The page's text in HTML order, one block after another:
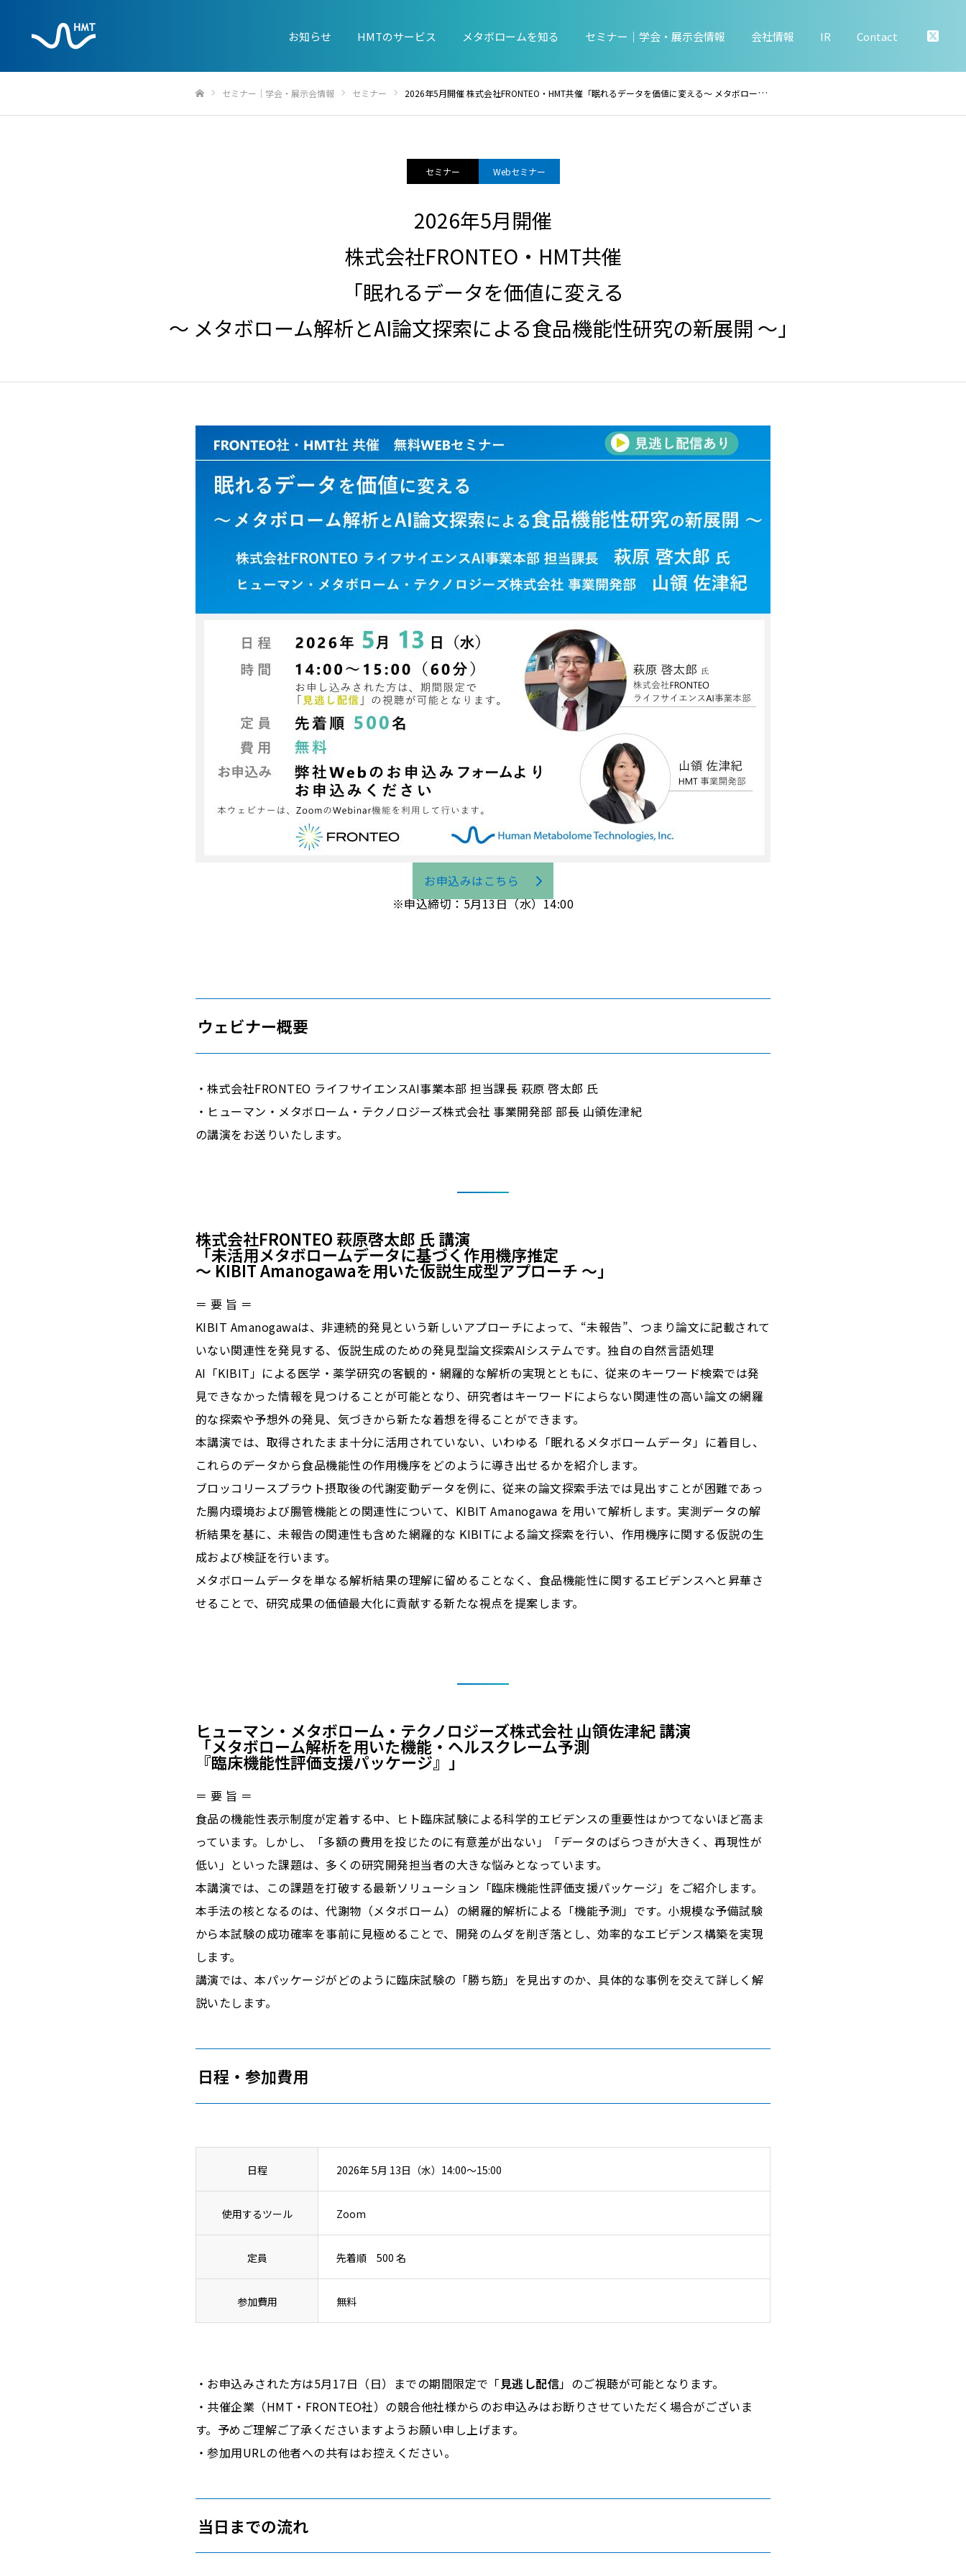
お知らせ HMTのサービス メタボロームを知る セミナー｜学会・展示会情報 会社情報 IR Contact
セミナー｜学会・展示会情報 セミナー 2026年5月開催 株式会社FRONTEO・HMT共催「眠れるデータを価値に変える〜 メタボローム解析とAI論文探索による食品機能性研究の新展開 〜」
セミナー Webセミナー
2026年5月開催
株式会社FRONTEO・HMT共催
「眠れるデータを価値に変える
〜 メタボローム解析とAI論文探索による食品機能性研究の新展開 〜」
お申込みはこちら
※申込締切：5月13日（水）14:00
ウェビナー概要
・株式会社FRONTEO ライフサイエンスAI事業本部 担当課長 萩原 啓太郎 氏
・ヒューマン・メタボローム・テクノロジーズ株式会社 事業開発部 部長 山領佐津紀
の講演をお送りいたします。
株式会社FRONTEO 萩原啓太郎 氏 講演
「未活用メタボロームデータに基づく作用機序推定
〜 KIBIT Amanogawaを用いた仮説生成型アプローチ 〜」
＝ 要 旨 ＝
KIBIT Amanogawaは、非連続的発見という新しいアプローチによって、“未報告”、つまり論文に記載されて
いない関連性を発見する、仮説生成のための発見型論文探索AIシステムです。独自の自然言語処理
AI「KIBIT」による医学・薬学研究の客観的・網羅的な解析の実現とともに、従来のキーワード検索では発
見できなかった情報を見つけることが可能となり、研究者はキーワードによらない関連性の高い論文の網羅
的な探索や予想外の発見、気づきから新たな着想を得ることができます。
本講演では、取得されたまま十分に活用されていない、いわゆる「眠れるメタボロームデータ」に着目し、
これらのデータから食品機能性の作用機序をどのように導き出せるかを紹介します。
ブロッコリースプラウト摂取後の代謝変動データを例に、従来の論文探索手法では見出すことが困難であっ
た腸内環境および腸管機能との関連性について、KIBIT Amanogawa を用いて解析します。実測データの解
析結果を基に、未報告の関連性も含めた網羅的な KIBITによる論文探索を行い、作用機序に関する仮説の生
成および検証を行います。
メタボロームデータを単なる解析結果の理解に留めることなく、食品機能性に関するエビデンスへと昇華さ
せることで、研究成果の価値最大化に貢献する新たな視点を提案します。
ヒューマン・メタボローム・テクノロジーズ株式会社 山領佐津紀 講演
「メタボローム解析を用いた機能・ヘルスクレーム予測
『臨床機能性評価支援パッケージ』」
＝ 要 旨 ＝
食品の機能性表示制度が定着する中、ヒト臨床試験による科学的エビデンスの重要性はかつてないほど高ま
っています。しかし、「多額の費用を投じたのに有意差が出ない」「データのばらつきが大きく、再現性が
低い」といった課題は、多くの研究開発担当者の大きな悩みとなっています。
本講演では、この課題を打破する最新ソリューション「臨床機能性評価支援パッケージ」をご紹介します。
本手法の核となるのは、代謝物（メタボローム）の網羅的解析による「機能予測」です。小規模な予備試験
から本試験の成功確率を事前に見極めることで、開発のムダを削ぎ落とし、効率的なエビデンス構築を実現
します。
講演では、本パッケージがどのように臨床試験の「勝ち筋」を見出すのか、具体的な事例を交えて詳しく解
説いたします。
日程・参加費用
日程 2026年 5月 13日（水）14:00～15:00
使用するツール Zoom
定員 先着順 500 名
参加費用 無料
・お申込みされた方は5月17日（日）までの期間限定で「 見逃し配信」のご視聴が可能となります。
・共催企業（HMT・FRONTEO社）の競合他社様からのお申込みはお断りさせていただく場合がございま
す。予めご理解ご了承くださいますようお願い申し上げます。
・参加用URLの他者への共有はお控えください。
当日までの流れ